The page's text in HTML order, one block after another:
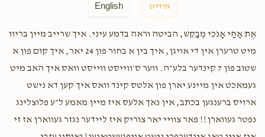
Yitzchok Leivy Prushinovsky
1 year ago $100.00
Anonymous
1 year ago $18.00
Yitzchok Leivy Prushinovsky
English אידיש
אֶת אַחַי אָנֹכִי מְבַקֵּשׁ, הביטה וראה בדמע עיני. איך שרייב מיין בריוו
מיט טרערן אין די אויגן, איך בין א בחור פון 24 יאר, איך קום פון א
שטוב פון 7 קינדער בלע״ה. ווער ס׳ווייסט ווייסט וואס איך האב מיט
געמאכט אין מיינע יארן פון אלטס קינד וואס איך קען דא נישט
ארויס ברענגען בכתב, אין נאך אלעס איז מיין מאמע ל״ע פלוצלינג
נפטר געווארן!! פאר צוויי יאר צוריק איז ליידער נגזר געווארן אז זי